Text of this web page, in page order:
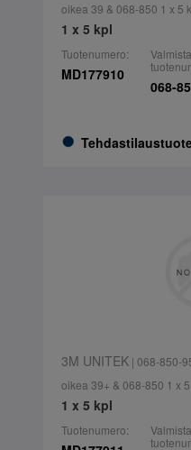
oikea 39 & 068-850 1 x 5
1 x 5 kpl
Tuotenumero:
MD177910
068-
3M UNITEK| 068-850-
oikea 39+ & 068-850 1 x
1 x 5 kpl
Tuotenumero: